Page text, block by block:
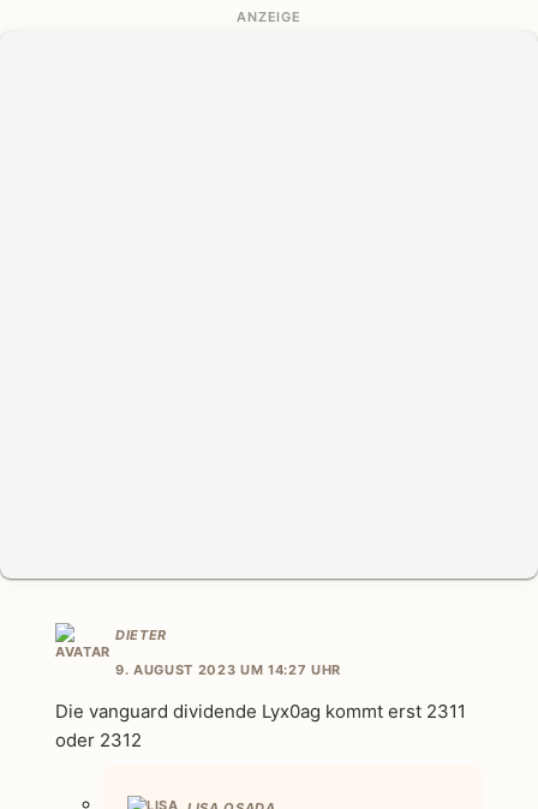
ANZEIGE
DIETER
9. AUGUST 2023 UM 14:27 UHR
Die vanguard dividende Lyx0ag kommt erst 2311
oder 2312